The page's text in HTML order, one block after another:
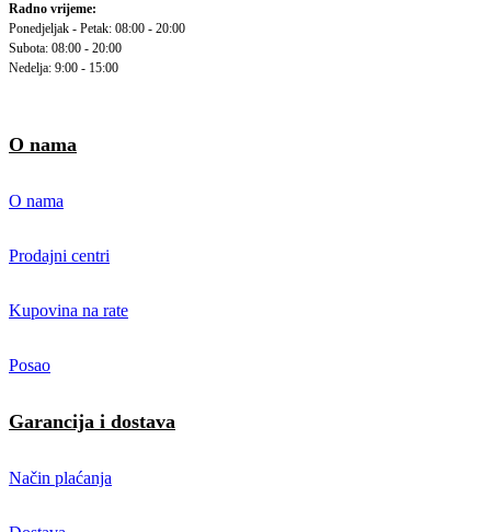
Radno vrijeme:
Ponedjeljak - Petak: 08:00 - 20:00
Subota: 08:00 - 20:00
Nedelja: 9:00 - 15:00
O nama
O nama
Prodajni centri
Kupovina na rate
Posao
Garancija i dostava
Način plaćanja